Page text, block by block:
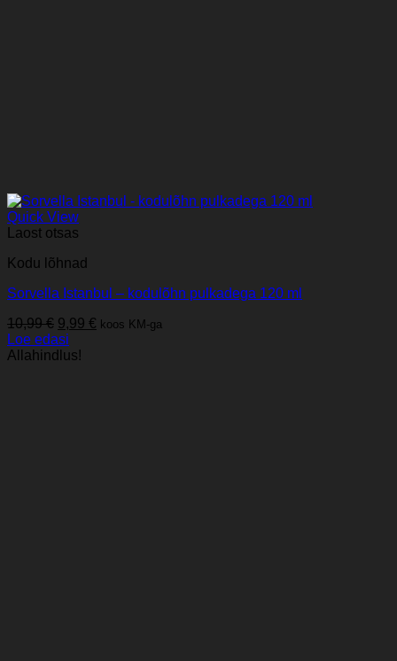
Quick View
Laost otsas
Kodu lõhnad
Sorvella Istanbul – kodulõhn pulkadega 120 ml
10,99€ Algne
hind
oli:
9,99 € Praegune
koos KM-ga
Loe edasi
Allahindlus!